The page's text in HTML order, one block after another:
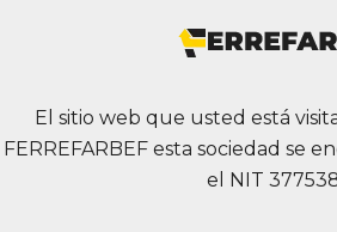
se
en
la
El sitio web que usted está
FERREFARBEF esta sociedad se
el NIT